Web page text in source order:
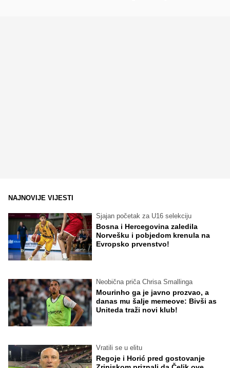
NAJNOVIJE VIJESTI
Sjajan početak za U16 selekciju
Bosna i Hercegovina zaledila
Norvešku i pobjedom krenula na
Evropsko prvenstvo!
Neobična priča Chrisa Smallinga
Mourinho ga je javno prozvao, a
danas mu šalje memeove: Bivši as
Uniteda traži novi klub!
Vratili se u elitu
Regoje i Horić pred gostovanje